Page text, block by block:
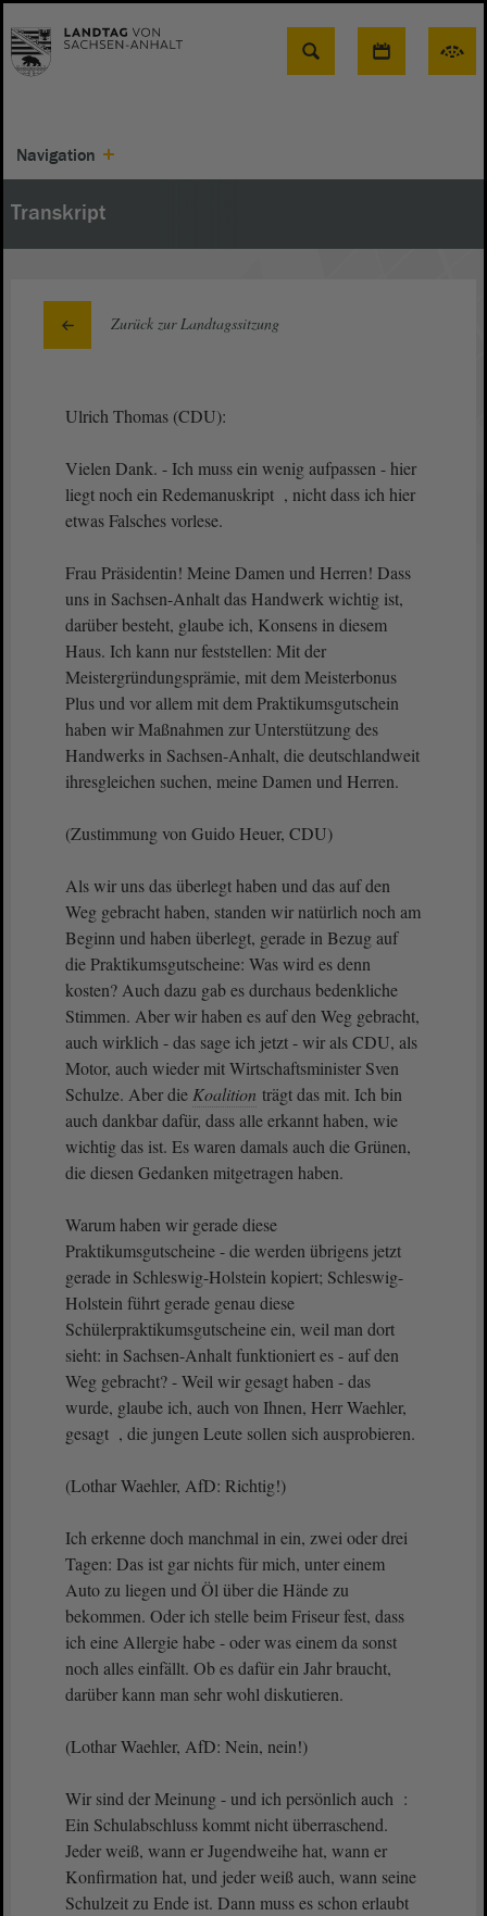
Suche
Navigation
Transkript
Zurück zur Landtagssitzung
Ulrich Thomas (CDU):
Vielen Dank. - Ich muss ein wenig aufpassen - hier
liegt noch ein Redemanuskript , nicht dass ich hier
etwas Falsches vorlese.
Frau Präsidentin! Meine Damen und Herren! Dass
uns in Sachsen-Anhalt das Handwerk wichtig ist,
darüber besteht, glaube ich, Konsens in diesem
Haus. Ich kann nur feststellen: Mit der
Meistergründungsprämie, mit dem Meisterbonus
Plus und vor allem mit dem Praktikumsgutschein
haben wir Maßnahmen zur Unterstützung des
Handwerks in Sachsen-Anhalt, die deutschlandweit
ihresgleichen suchen, meine Damen und Herren.
(Zustimmung von Guido Heuer, CDU)
Als wir uns das überlegt haben und das auf den
Weg gebracht haben, standen wir natürlich noch am
Beginn und haben überlegt, gerade in Bezug auf
die Praktikumsgutscheine: Was wird es denn
kosten? Auch dazu gab es durchaus bedenkliche
Stimmen. Aber wir haben es auf den Weg gebracht,
auch wirklich - das sage ich jetzt - wir als CDU, als
Motor, auch wieder mit Wirtschaftsminister Sven
Schulze. Aber die Koalition trägt das mit. Ich bin
auch dankbar dafür, dass alle erkannt haben, wie
wichtig das ist. Es waren damals auch die Grünen,
die diesen Gedanken mitgetragen haben.
Warum haben wir gerade diese
Praktikumsgutscheine - die werden übrigens jetzt
gerade in Schleswig-Holstein kopiert; Schleswig-
Holstein führt gerade genau diese
Schülerpraktikumsgutscheine ein, weil man dort
sieht: in Sachsen-Anhalt funktioniert es - auf den
Weg gebracht? - Weil wir gesagt haben - das
wurde, glaube ich, auch von Ihnen, Herr Waehler,
gesagt , die jungen Leute sollen sich ausprobieren.
(Lothar Waehler, AfD: Richtig!)
Ich erkenne doch manchmal in ein, zwei oder drei
Tagen: Das ist gar nichts für mich, unter einem
Auto zu liegen und Öl über die Hände zu
bekommen. Oder ich stelle beim Friseur fest, dass
ich eine Allergie habe - oder was einem da sonst
noch alles einfällt. Ob es dafür ein Jahr braucht,
darüber kann man sehr wohl diskutieren.
(Lothar Waehler, AfD: Nein, nein!)
Wir sind der Meinung - und ich persönlich auch :
Ein Schulabschluss kommt nicht überraschend.
Jeder weiß, wann er Jugendweihe hat, wann er
Konfirmation hat, und jeder weiß auch, wann seine
Schulzeit zu Ende ist. Dann muss es schon erlaubt